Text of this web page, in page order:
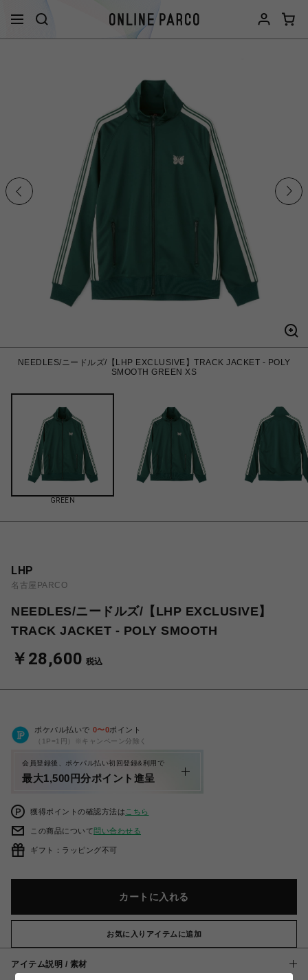
NEEDLES/ニードルズ/【LHP EXCLUSIVE】TRACK JACKET - POLY
SMOOTH GREEN XS
GREEN
LHP
名古屋PARCO
NEEDLES/ニードルズ/【LHP EXCLUSIVE】
TRACK JACKET - POLY SMOOTH
￥28,600 税込
ポケパル払いで 0〜0ポイント
（1P=1円）※キャンペーン分除く
会員登録後、ポケパル払い初回登録&利用で
最大1,500円分ポイント進呈
獲得ポイントの確認方法は こちら
この商品について問い合わせる
ギフト：ラッピング不可
カートに入れる
お気に入りアイテムに追加
アイテム説明 / 素材